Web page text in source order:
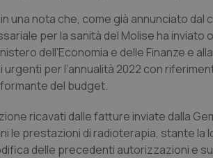
una nota che, come già annunciato
per la sanità del Molise ha
dell’Economia e delle Finanze e
per l’annualità 2022 con
del budget.
ricavati dalle fatture inviate dalla
le prestazioni di radioterapia, stante la
delle precedenti autorizzazioni e